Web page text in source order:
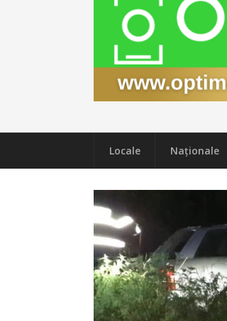
Locale Naţionale